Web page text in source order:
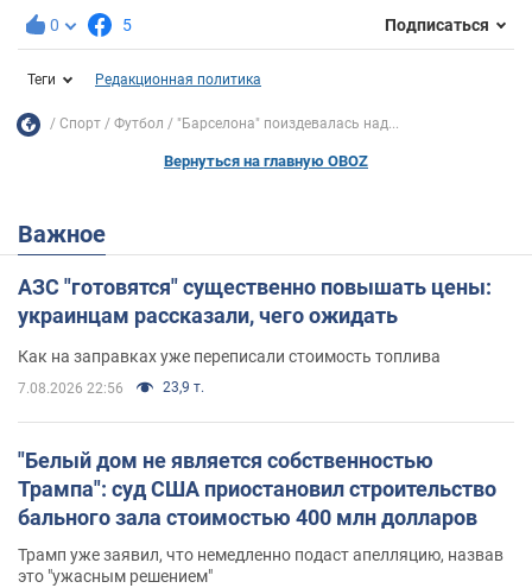
0 5 Подписаться
Теги Редакционная политика
Спорт Футбол "Барселона" поиздевалась над...
Вернуться на главную OBOZ
Важное
АЗС "готовятся" существенно повышать цены:
украинцам рассказали, чего ожидать
Как на заправках уже переписали стоимость топлива
7.08.2026 22:56 23,9 т.
"Белый дом не является собственностью
Трампа": суд США приостановил строительство
бального зала стоимостью 400 млн долларов
Трамп уже заявил, что немедленно подаст апелляцию, назвав
это "ужасным решением"